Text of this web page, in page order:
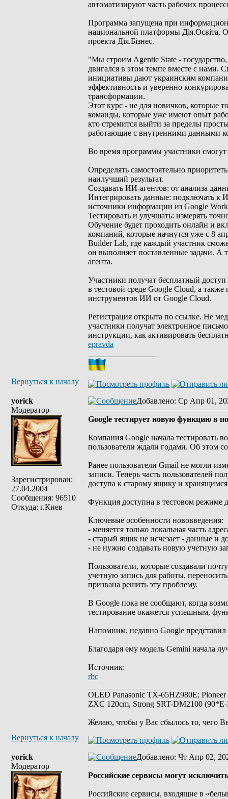
автоматизируют часть рабочих
Программа запущена при
национальной платформы Дія.Освіта,
проекта Дія.Бізнес.
"Мы строим Agentic State -
двигался в этом темпе вместе с нами.
инициативы дают украинским
эффективность и уверенно
трансформации.
Этот курс - не для новичков, которые
команды, которые уже имеют опыт
кто стремится выйти за пределы
работающие с внутренними данными
Во время программы участники смогут
Определять самостоятельно
наилучший результат.
Создавать ИИ-агентов: от анализа
Интегрировать данные: подключать к
источники информации из Google
Тестировать и улучшать: измерять
Обучение будет проходить онлайн и
компаний, которые начнутся уже с 8
Builder Lab, где каждый участник
он выполняет поставленные задачи. А
агента.
Участники получат бесплатный
в тестовой среде Google Cloud, а
инструментов ИИ от Google Cloud.
Регистрация открыта по ссылке. Не
участники получат электронное
инструкции, как активировать
epravda
Вернуться к началу
yorick
Модератор
Зарегистрирован:
27.04.2004
Сообщения: 96510
Откуда: г.Киев
Добавлено: Ср Апр 01,
Google тестирует новую функцию в
Компания Google начала тестировать
пользователи ждали годами. Об этом
Ранее пользователи Gmail не могли
записи. Теперь часть пользователей
доступа к старому ящику и
Функция доступна в тестовом режиме
Ключевые особенности нововведения:
- меняется только локальная часть
- старый ящик не исчезает - данные и
- не нужно создавать новую учетную
Пользователи, которые создавали
учетную запись для работы,
призвана решить эту проблему.
В Google пока не сообщают, когда
тестирование окажется успешным,
Напомним, недавно Google представил
Благодаря ему модель Gemini начала
Источник:
rbc
OLED Panasonic TX-65HZ980E;
ZXC 120cm, Strong SRT-DM2100
Желаю, чтобы у Вас сбылось то, чего
Вернуться к началу
yorick
Модератор
Добавлено: Чт Апр 02,
Российские сервисы могут
Российские сервисы, входящие в